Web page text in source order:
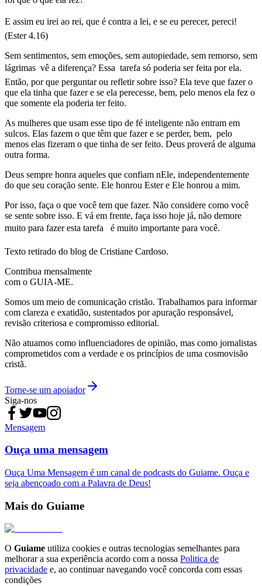
E assim eu irei ao rei, que é contra a lei, e se eu perecer, pereci!
(Ester 4.16)
Sem sentimentos, sem emoções, sem autopiedade, sem remorso, sem
lágrimas  vê a diferença? Essa tarefa só poderia ser feita por ela.
Então, por que perguntar ou refletir sobre isso? Ela teve que fazer o
que ela tinha que fazer e se ela perecesse, bem, pelo menos ela fez o
que somente ela poderia ter feito.
As mulheres que usam esse tipo de fé inteligente não entram em
sulcos. Elas fazem o que têm que fazer e se perder, bem, pelo
menos elas fizeram o que tinha de ser feito. Deus proverá de alguma
outra forma.
Deus sempre honra aqueles que confiam nEle, independentemente
do que seu coração sente. Ele honrou Ester e Ele honrou a mim.
Por isso, faça o que você tem que fazer. Não considere como você
se sente sobre isso. E vá em frente, faça isso hoje já, não demore
muito para fazer esta tarefa  é muito importante para você.
Texto retirado do blog de Cristiane Cardoso.
Contribua mensalmente
com o GUIA-ME.
Somos um meio de comunicação cristão. Trabalhamos para informar
com clareza e exatidão, sustentados por apuração responsável,
revisão criteriosa e compromisso editorial.
Não atuamos como influenciadores de opinião, mas como jornalistas
comprometidos com a verdade e os princípios de uma cosmovisão
cristã.
Torne-se um apoiador
Siga-nos
Mensagem
Ouça uma mensagem
Ouça Uma Mensagem é um canal de podcasts do Guiame. Ouça e
seja abençoado com a Palavra de Deus!
Mais do Guiame
O Guiame utiliza cookies e outras tecnologias semelhantes para
melhorar a sua experiência acordo com a nossa Politica de
privacidade e, ao continuar navegando você concorda com essas
condições